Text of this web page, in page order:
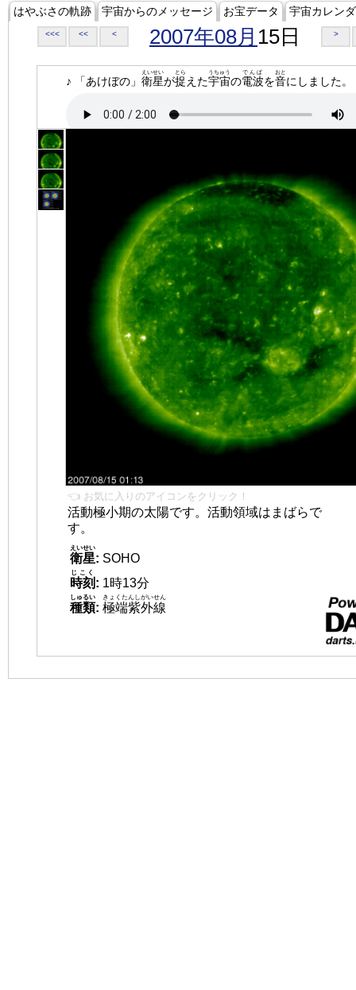
はやぶさの軌跡 宇宙からのメッセージ お宝データ 宇宙カレン
<<< << < 2007年08月 15日 >
♪ 「あけぼの」 衛星
えいせい
が捉
とら
えた宇宙
うちゅう
の電波
でんぱ
を音
おと
にしました。
👈 お気に入りのアイコンをクリック！
活動極小期の太陽です。活動領域はまばらで
す。
衛星
えいせい
: SOHO
時刻
じこく
: 1時13分
種類
しゅるい
: 極端紫外線
きょくたんしがいせん